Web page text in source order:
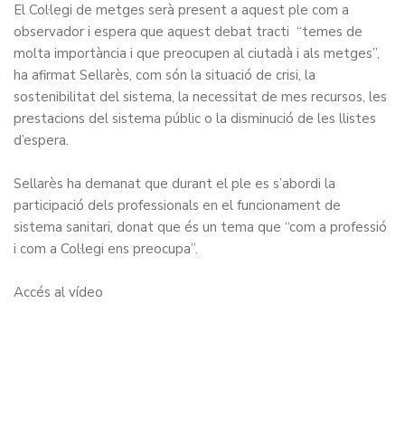
El Col·legi de metges serà present a aquest ple com a
observador i espera que aquest debat tracti “temes de
molta importància i que preocupen al ciutadà i als metges”,
ha afirmat Sellarès, com són la situació de crisi, la
sostenibilitat del sistema, la necessitat de mes recursos, les
prestacions del sistema públic o la disminució de les llistes
d’espera.
Sellarès ha demanat que durant el ple es s’abordi la
participació dels professionals en el funcionament de
sistema sanitari, donat que és un tema que “com a professió
i com a Col·legi ens preocupa”.
Accés al vídeo